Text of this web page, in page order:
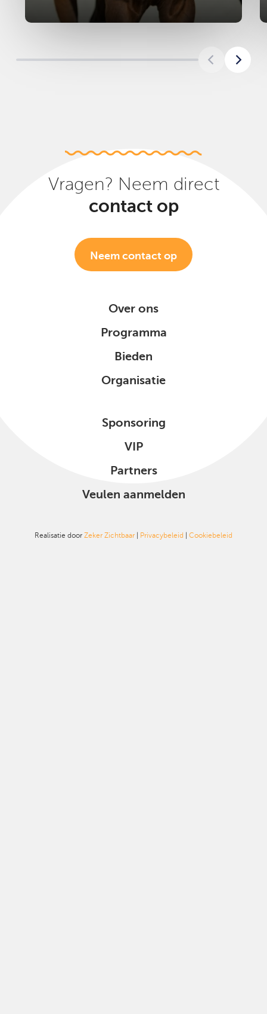
Vragen? Neem direct
contact op
Neem contact op
Over ons
Programma
Bieden
Organisatie
Sponsoring
VIP
Partners
Veulen aanmelden
Realisatie door Zeker Zichtbaar | Privacybeleid | Cookiebeleid